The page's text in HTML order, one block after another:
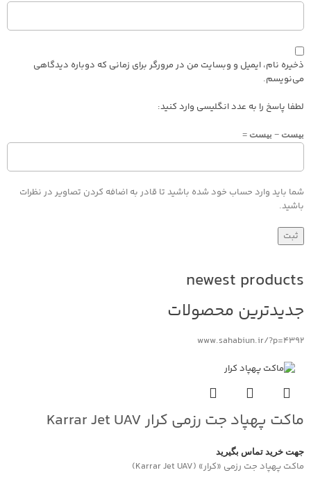
ذخیره نام، ایمیل و وبسایت من در مرورگر برای زمانی که دوباره دیدگاهی
می‌نویسم.
لطفا پاسخ را به عدد انگلیسی وارد کنید:
بیست − بیست =
شما باید وارد حساب خود شده باشید تا قادر به اضافه کردن تصاویر در نظرات
باشید.
newest products
جدیدترین محصولات
www.sahabiun.ir/?p=4392
ماکت پهپاد جت رزمی کرار Karrar Jet UAV
جهت خرید تماس بگیرید
ماکت پهپاد جت رزمی «کرار» (Karrar Jet UAV)